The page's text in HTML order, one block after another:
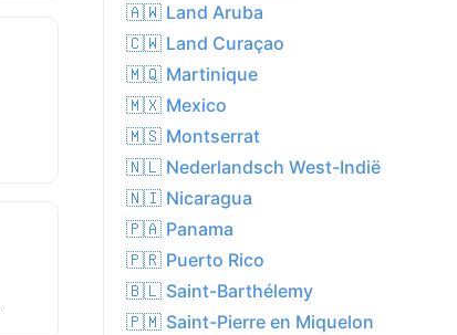
🇦🇼 Land Aruba
🇨🇼 Land Curaçao
🇲🇶 Martinique
🇲🇽 Mexico
🇲🇸 Montserrat
🇳🇱 Nederlandsch West-Indië
🇳🇮 Nicaragua
🇵🇦 Panama
🇵🇷 Puerto Rico
🇧🇱 Saint-Barthélemy
🇵🇲 Saint-Pierre en Miquelon